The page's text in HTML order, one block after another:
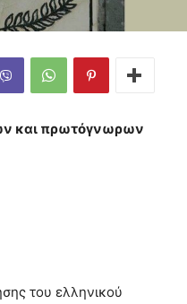
και πρωτόγνωρων
του ελληνικού